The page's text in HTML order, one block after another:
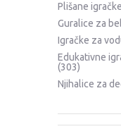
Plišane
Guralice za
Igračke za
Edukativne
(303)
Njihalice za